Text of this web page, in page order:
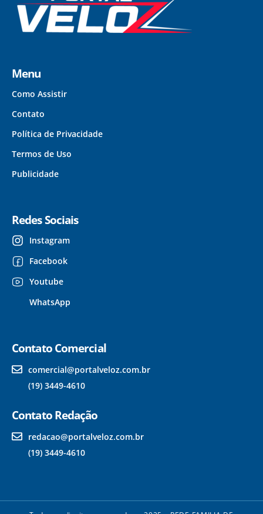
Menu
Como Assistir
Contato
Política de Privacidade
Termos de Uso
Publicidade
Redes Sociais
Instagram
Facebook
Youtube
WhatsApp
Contato Comercial
comercial@portalveloz.com.br
(19) 3449-4610
Contato Redação
redacao@portalveloz.com.br
(19) 3449-4610